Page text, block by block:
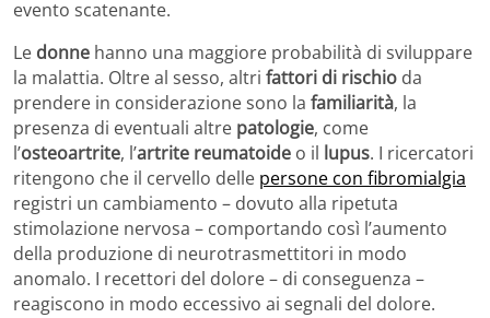
evento scatenante.
Le donne hanno una maggiore probabilità di sviluppare
la malattia. Oltre al sesso, altri fattori di rischio da
prendere in considerazione sono la familiarità, la
presenza di eventuali altre patologie, come
l’osteoartrite, l’artrite reumatoide o il lupus. I ricercatori
ritengono che il cervello delle persone con fibromialgia
registri un cambiamento – dovuto alla ripetuta
stimolazione nervosa – comportando così l’aumento
della produzione di neurotrasmettitori in modo
anomalo. I recettori del dolore – di conseguenza –
reagiscono in modo eccessivo ai segnali del dolore.